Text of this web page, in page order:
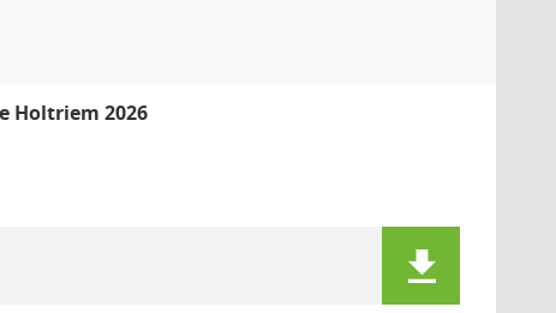
Holtriem 2026